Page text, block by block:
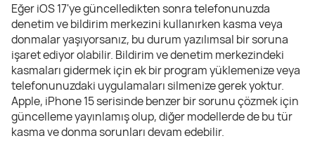
Eğer iOS 17'ye güncelledikten sonra telefonunuzda
denetim ve bildirim merkezini kullanırken kasma veya
donmalar yaşıyorsanız, bu durum yazılımsal bir soruna
işaret ediyor olabilir. Bildirim ve denetim merkezindeki
kasmaları gidermek için ek bir program yüklemenize veya
telefonunuzdaki uygulamaları silmenize gerek yoktur.
Apple, iPhone 15 serisinde benzer bir sorunu çözmek için
güncelleme yayınlamış olup, diğer modellerde de bu tür
kasma ve donma sorunları devam edebilir.